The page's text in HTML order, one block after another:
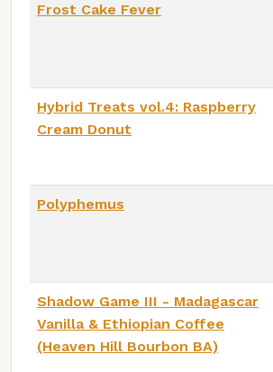
Frost Cake Fever
Hybrid Treats vol.4: Raspberry
Cream Donut
Polyphemus
Shadow Game III - Madagascar
Vanilla & Ethiopian Coffee
(Heaven Hill Bourbon BA)